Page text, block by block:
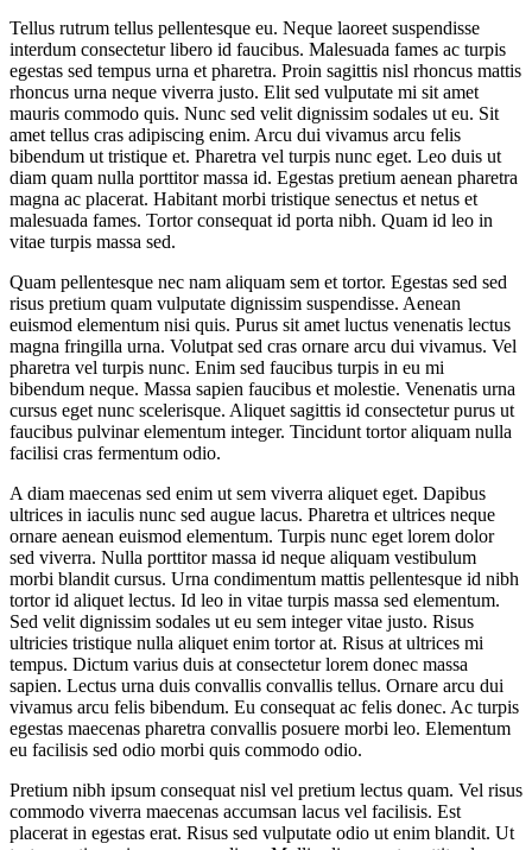
Tellus rutrum tellus pellentesque eu. Neque laoreet suspendisse
interdum consectetur libero id faucibus. Malesuada fames ac turpis
egestas sed tempus urna et pharetra. Proin sagittis nisl rhoncus mattis
rhoncus urna neque viverra justo. Elit sed vulputate mi sit amet
mauris commodo quis. Nunc sed velit dignissim sodales ut eu. Sit
amet tellus cras adipiscing enim. Arcu dui vivamus arcu felis
bibendum ut tristique et. Pharetra vel turpis nunc eget. Leo duis ut
diam quam nulla porttitor massa id. Egestas pretium aenean pharetra
magna ac placerat. Habitant morbi tristique senectus et netus et
malesuada fames. Tortor consequat id porta nibh. Quam id leo in
vitae turpis massa sed.
Quam pellentesque nec nam aliquam sem et tortor. Egestas sed sed
risus pretium quam vulputate dignissim suspendisse. Aenean
euismod elementum nisi quis. Purus sit amet luctus venenatis lectus
magna fringilla urna. Volutpat sed cras ornare arcu dui vivamus. Vel
pharetra vel turpis nunc. Enim sed faucibus turpis in eu mi
bibendum neque. Massa sapien faucibus et molestie. Venenatis urna
cursus eget nunc scelerisque. Aliquet sagittis id consectetur purus ut
faucibus pulvinar elementum integer. Tincidunt tortor aliquam nulla
facilisi cras fermentum odio.
A diam maecenas sed enim ut sem viverra aliquet eget. Dapibus
ultrices in iaculis nunc sed augue lacus. Pharetra et ultrices neque
ornare aenean euismod elementum. Turpis nunc eget lorem dolor
sed viverra. Nulla porttitor massa id neque aliquam vestibulum
morbi blandit cursus. Urna condimentum mattis pellentesque id nibh
tortor id aliquet lectus. Id leo in vitae turpis massa sed elementum.
Sed velit dignissim sodales ut eu sem integer vitae justo. Risus
ultricies tristique nulla aliquet enim tortor at. Risus at ultrices mi
tempus. Dictum varius duis at consectetur lorem donec massa
sapien. Lectus urna duis convallis convallis tellus. Ornare arcu dui
vivamus arcu felis bibendum. Eu consequat ac felis donec. Ac turpis
egestas maecenas pharetra convallis posuere morbi leo. Elementum
eu facilisis sed odio morbi quis commodo odio.
Pretium nibh ipsum consequat nisl vel pretium lectus quam. Vel risus
commodo viverra maecenas accumsan lacus vel facilisis. Est
placerat in egestas erat. Risus sed vulputate odio ut enim blandit. Ut